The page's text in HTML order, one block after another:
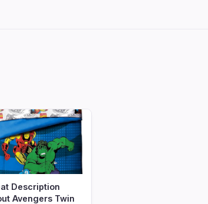
Description
Avengers Twin